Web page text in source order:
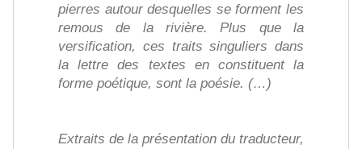
pierres autour desquelles se forment les
remous de la rivière. Plus que la
versification, ces traits singuliers dans
la lettre des textes en constituent la
forme poétique, sont la poésie. (…)
Extraits de la présentation du traducteur,